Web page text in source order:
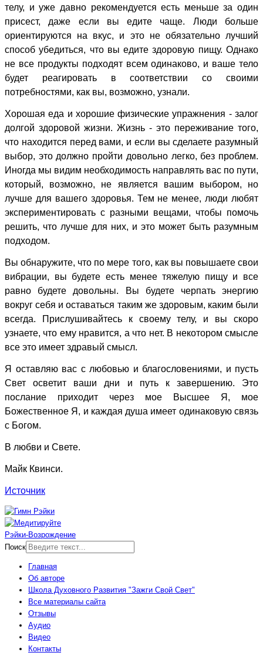
телу, и уже давно рекомендуется есть меньше за один
присест, даже если вы едите чаще. Люди больше
ориентируются на вкус, и это не обязательно лучший
способ убедиться, что вы едите здоровую пищу. Однако
не все продукты подходят всем одинаково, и ваше тело
будет реагировать в соответствии со своими
потребностями, как вы, возможно, узнали.
Хорошая еда и хорошие физические упражнения - залог
долгой здоровой жизни. Жизнь - это переживание того,
что находится перед вами, и если вы сделаете разумный
выбор, это должно пройти довольно легко, без проблем.
Иногда мы видим необходимость направлять вас по пути,
который, возможно, не является вашим выбором, но
лучше для вашего здоровья. Тем не менее, люди любят
экспериментировать с разными вещами, чтобы помочь
решить, что лучше для них, и это может быть разумным
подходом.
Вы обнаружите, что по мере того, как вы повышаете свои
вибрации, вы будете есть менее тяжелую пищу и все
равно будете довольны. Вы будете черпать энергию
вокруг себя и оставаться таким же здоровым, каким были
всегда. Прислушивайтесь к своему телу, и вы скоро
узнаете, что ему нравится, а что нет. В некотором смысле
все это имеет здравый смысл.
Я оставляю вас с любовью и благословениями, и пусть
Свет осветит ваши дни и путь к завершению. Это
послание приходит через мое Высшее Я, мое
Божественное Я, и каждая душа имеет одинаковую связь
с Богом.
В любви и Свете.
Майк Квинси.
Источник
Рэйки-Возрождение
Поиск
Главная
Об авторе
Школа Духовного Развития "Зажги Свой Свет"
Все материалы сайта
Отзывы
Аудио
Видео
Контакты